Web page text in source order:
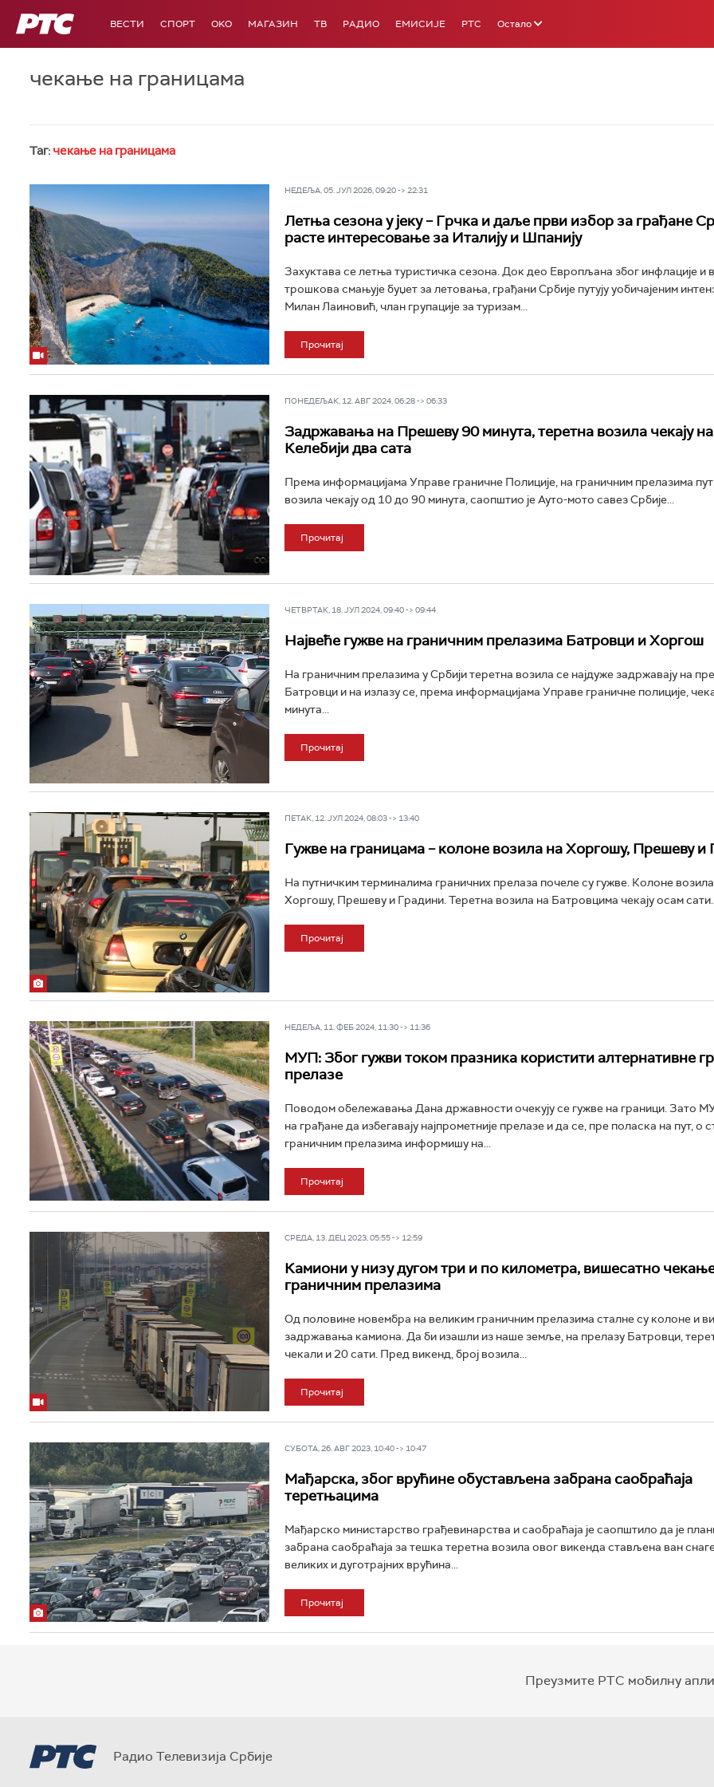
РТС ВЕСТИ СПОРТ OKO МАГАЗИН ТВ РАДИО ЕМИСИЈЕ РТС Остало
чекање на границама
Таг: чекање на границама
НЕДЕЉА, 05. ЈУЛ 2026, 09:20 -> 22:31
Летња сезона у јеку – Грчка и даље први избор за грађане
расте интересовање за Италију и Шпанију
Захуктава се летња туристичка сезона. Док део Европљана због инфлације и
трошкова смањује буџет за летовања, грађани Србије путују уобичајеним
Милан Лаиновић, члан групације за туризам...
Прочитај
ПОНЕДЕЉАК, 12. АВГ 2024, 06:28 -> 06:33
Задржавања на Прешеву 90 минута, теретна возила чекају на
Келебији два сата
Према информацијама Управе граничне Полиције, на граничним прелазима
возила чекају од 10 до 90 минута, саопштио је Ауто-мото савез Србије...
Прочитај
ЧЕТВРТАК, 18. ЈУЛ 2024, 09:40 -> 09:44
Највеће гужве на граничним прелазима Батровци и Хоргош
На граничним прелазима у Србији теретна возила се најдуже задржавају на
Батровци и на излазу се, према информацијама Управе граничне полиције,
минута...
Прочитај
ПЕТАК, 12. ЈУЛ 2024, 08:03 -> 13:40
Гужве на границама – колоне возила на Хоргошу, Прешеву и
На путничким терминалима граничних прелаза почеле су гужве. Колоне
Хоргошу, Прешеву и Градини. Теретна возила на Батровцима чекају осам
Прочитај
НЕДЕЉА, 11. ФЕБ 2024, 11:30 -> 11:36
МУП: Због гужви током празника користити алтернативне
прелазе
Поводом обележавања Дана државности очекују се гужве на граници. Зато
на грађане да избегавају најпрометније прелазе и да се, пре поласка на пут, о
граничним прелазима информишу на...
Прочитај
СРЕДА, 13. ДЕЦ 2023, 05:55 -> 12:59
Камиони у низу дугом три и по километра, вишесатно
граничним прелазима
Од половине новембра на великим граничним прелазима сталне су колоне и
задржавања камиона. Да би изашли из наше земље, на прелазу Батровци,
чекали и 20 сати. Пред викенд, број возила...
Прочитај
СУБОТА, 26. АВГ 2023, 10:40 -> 10:47
Мађарска, због врућине обустављена забрана саобраћаја
теретњацима
Мађарско министарство грађевинарства и саобраћаја је саопштило да је
забрана саобраћаја за тешка теретна возила овог викенда стављена ван
великих и дуготрајних врућина...
Прочитај
Преузмите РТС мобилну
Радио Телевизија Србије